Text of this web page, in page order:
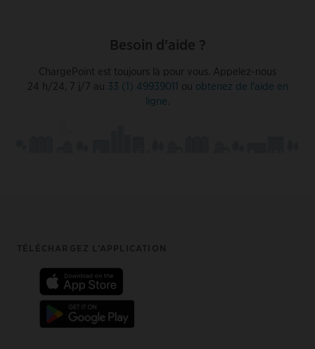
Besoin d'aide ?
ChargePoint est toujours là pour vous. Appelez-nous
24 h/24, 7 j/7 au 33 (1) 49939011 ou obtenez de l'aide en
ligne.
Footer
TÉLÉCHARGEZ L’APPLICATION